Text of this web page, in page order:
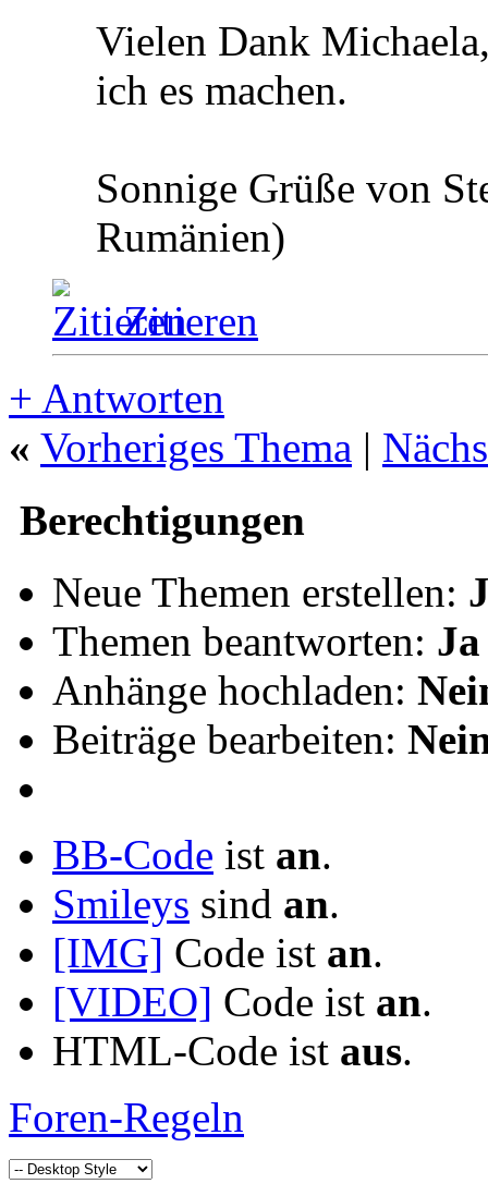
Vielen Dank
ich es machen.
Sonnige Grüße von
Rumänien)
Zitieren
+ Antworten
« Vorheriges Thema |
Berechtigungen
Neue Themen erstellen:
Themen beantworten: Ja
Anhänge hochladen:
Beiträge bearbeiten:
BB-Code ist an.
Smileys sind an.
[IMG] Code ist an.
[VIDEO] Code ist an.
HTML-Code ist aus.
Foren-Regeln